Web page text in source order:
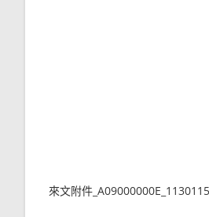
來文附件